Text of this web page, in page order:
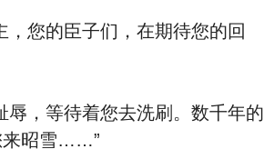
您的臣子们，在期待您的回
，等待着您去洗刷。数千年的
来昭雪……”